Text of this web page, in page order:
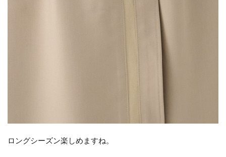
ロングシーズン楽しめますね。